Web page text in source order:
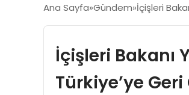
Ana Sayfa Gündem İçişleri
İçişleri Bakanı
Türkiye’ye